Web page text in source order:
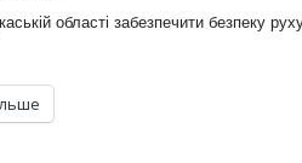
області забезпечити безпеку